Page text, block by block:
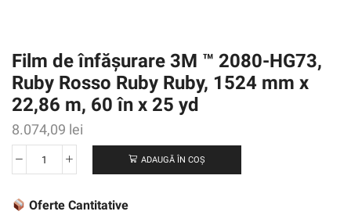
Film de înfășurare 3M ™ 2080-HG73,
Ruby Rosso Ruby Ruby, 1524 mm x
22,86 m, 60 în x 25 yd
8.074,09 lei
Cantitate
de
ADAUGĂ ÎN COȘ
Oferte Cantitative